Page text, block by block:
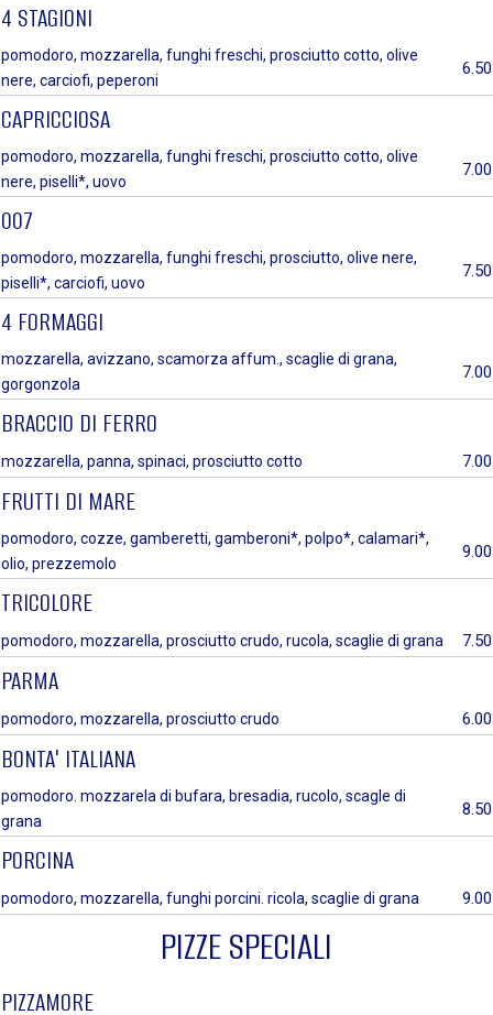
4 STAGIONI
pomodoro, mozzarella, funghi freschi, prosciutto cotto, olive
nere, carciofi, peperoni
6.50
CAPRICCIOSA
pomodoro, mozzarella, funghi freschi, prosciutto cotto, olive
nere, piselli*, uovo
7.00
007
pomodoro, mozzarella, funghi freschi, prosciutto, olive nere,
piselli*, carciofi, uovo
7.50
4 FORMAGGI
mozzarella, avizzano, scamorza affum., scaglie di grana,
gorgonzola
7.00
BRACCIO DI FERRO
mozzarella, panna, spinaci, prosciutto cotto 7.00
FRUTTI DI MARE
pomodoro, cozze, gamberetti, gamberoni*, polpo*, calamari*,
olio, prezzemolo
9.00
TRICOLORE
pomodoro, mozzarella, prosciutto crudo, rucola, scaglie di grana 7.50
PARMA
pomodoro, mozzarella, prosciutto crudo 6.00
BONTA' ITALIANA
pomodoro. mozzarela di bufara, bresadia, rucolo, scagle di
grana
8.50
PORCINA
pomodoro, mozzarella, funghi porcini. ricola, scaglie di grana 9.00
PIZZE SPECIALI
PIZZAMORE